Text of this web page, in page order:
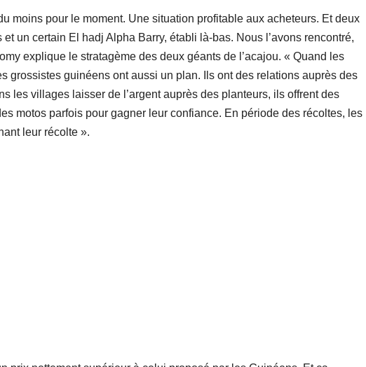
moins pour le moment. Une situation profitable aux acheteurs. Et deux
un certain El hadj Alpha Barry, établi là-bas. Nous l’avons rencontré,
explique le stratagème des deux géants de l’acajou. « Quand les
grossistes guinéens ont aussi un plan. Ils ont des relations auprès des
les villages laisser de l’argent auprès des planteurs, ils offrent des
motos parfois pour gagner leur confiance. En période des récoltes, les
leur récolte ».